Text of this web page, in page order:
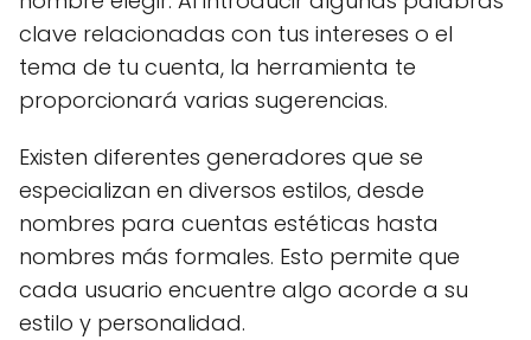
clave relacionadas con tus intereses o el
tema de tu cuenta, la herramienta te
proporcionará varias sugerencias.
Existen diferentes generadores que se
especializan en diversos estilos, desde
nombres para cuentas estéticas hasta
nombres más formales. Esto permite que
cada usuario encuentre algo acorde a su
estilo y personalidad.